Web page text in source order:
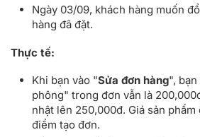
Ngày 03/09, khách hàng muốn
hàng đã đặt.
Thực tế:
Khi bạn vào "Sửa đơn hàng",
phông" trong đơn vẫn là
nhật lên 250,000đ. Giá sản
điểm tạo đơn.